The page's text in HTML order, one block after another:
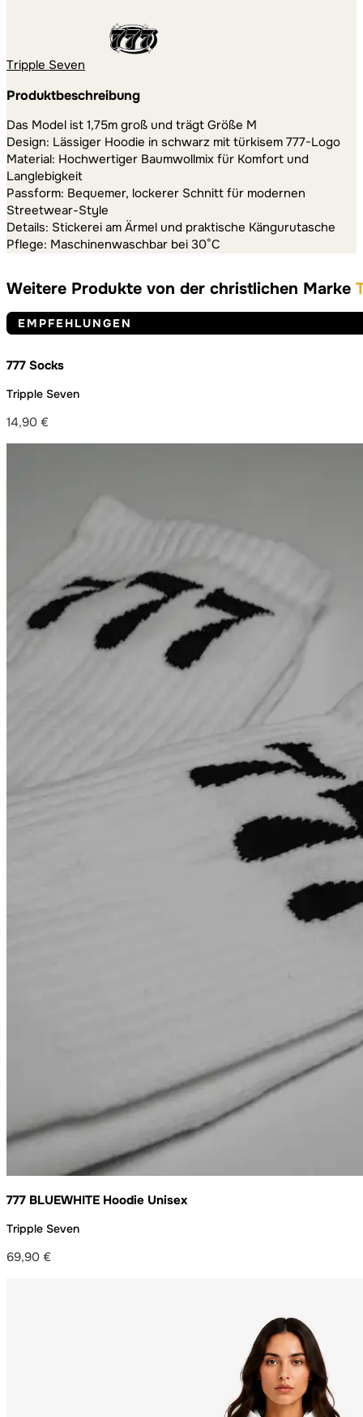
Tripple Seven
Produktbeschreibung
Das Model ist 1,75m groß und trägt Größe M
Design: Lässiger Hoodie in schwarz mit türkisem 777-Logo
Material: Hochwertiger Baumwollmix für Komfort und
Langlebigkeit
Passform: Bequemer, lockerer Schnitt für modernen
Streetwear-Style
Details: Stickerei am Ärmel und praktische Kängurutasche
Pflege: Maschinenwaschbar bei 30°C
Weitere Produkte von der christlichen Marke
EMPFEHLUNGEN
777 Socks
Tripple Seven
14,90 €
777 BLUEWHITE Hoodie Unisex
Tripple Seven
69,90 €